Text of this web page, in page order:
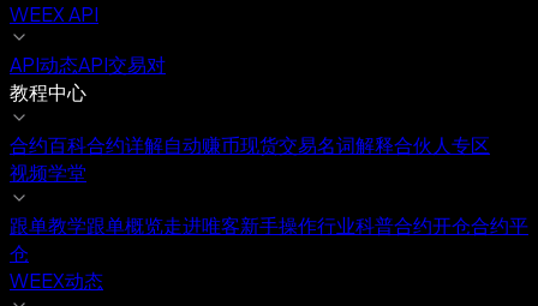
WEEX API
API动态API交易对
教程中心
合约百科合约详解自动赚币现货交易名词解释合伙人专区
视频学堂
跟单教学跟单概览走进唯客新手操作行业科普合约开仓合约平
仓
WEEX动态